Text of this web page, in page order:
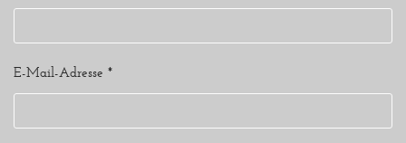
E-Mail-Adresse *